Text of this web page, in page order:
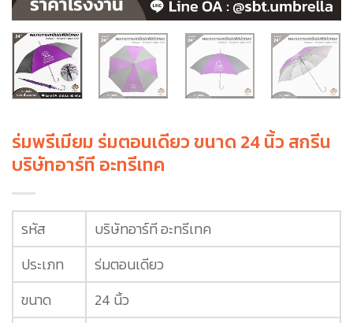
ร่มพรีเมียม ร่มตอนเดียว ขนาด 24 นิ้ว สกรีน
บริษัทอาร์ที อะทรีเทค
รหัส
บริษัทอาร์ที อะทรีเทค
ประเภท
ร่มตอนเดียว
ขนาด
24 นิ้ว